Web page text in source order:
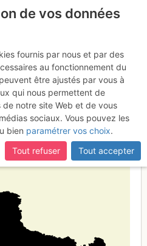
manquantes ou
puis reconnectez-vous à votre
de vos données
fournis par nous et par des
au fonctionnement du
être ajustés par vous à
qui nous permettent de
notre site Web et de vous
sociaux. Vous pouvez les
bien paramétrer vos choix.
Tout refuser
Tout accepter